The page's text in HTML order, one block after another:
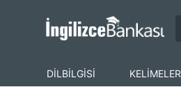
DİLBİLGİSİ KELİMELER